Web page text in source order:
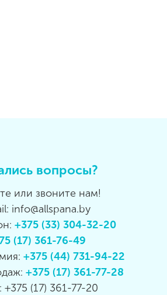
вопросы?
или звоните нам!
info@allspana.by
+375 (33) 304-32-20
(17) 361-76-49
+375 (44) 731-94-22
+375 (17) 361-77-28
+375 (17) 361-77-20